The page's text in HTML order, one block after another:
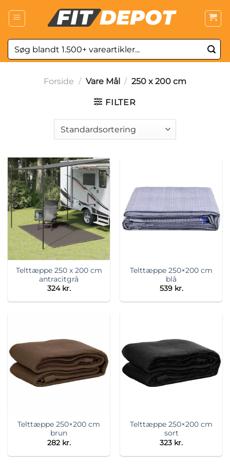
Søg
efter:
Forside / Vare Mål / 250 x 200 cm
FILTER
Telttæppe 250 x 200 cm
antracitgrå
324 kr.
Telttæppe 250×200 cm
blå
539 kr.
Telttæppe 250×200 cm
brun
282 kr.
Telttæppe 250×200 cm
sort
323 kr.